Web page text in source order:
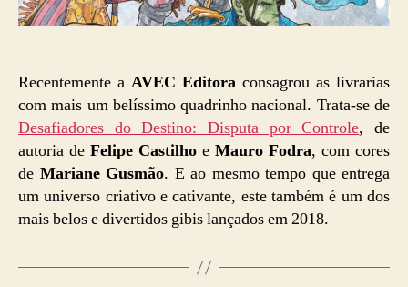
Recentemente a AVEC Editora consagrou as livrarias
com mais um belíssimo quadrinho nacional. Trata-se de
Desafiadores do Destino: Disputa por Controle, de
autoria de Felipe Castilho e Mauro Fodra, com cores
de Mariane Gusmão. E ao mesmo tempo que entrega
um universo criativo e cativante, este também é um dos
mais belos e divertidos gibis lançados em 2018.